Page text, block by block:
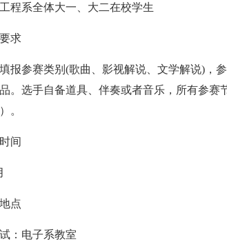
程系全体大一、大二在校学生
求
报参赛类别(歌曲、影视解说、文学解说)，
。选手自备道具、伴奏或者音乐，所有参赛
。
间
点
：电子系教室